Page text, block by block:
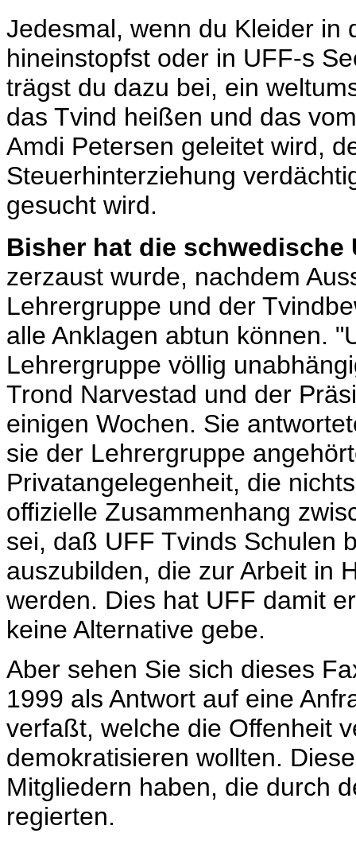
Jedesmal, wenn du Kleider in
hineinstopfst oder in UFF-s
trägst du dazu bei, ein
das Tvind heißen und das
Amdi Petersen geleitet wird,
Steuerhinterziehung
gesucht wird.
Bisher hat die schwedische
zerzaust wurde, nachdem
Lehrergruppe und der
alle Anklagen abtun können.
Lehrergruppe völlig
Trond Narvestad und der
einigen Wochen. Sie
sie der Lehrergruppe
Privatangelegenheit, die
offizielle Zusammenhang
sei, daß UFF Tvinds Schulen
auszubilden, die zur Arbeit in
werden. Dies hat UFF damit
keine Alternative gebe.
Aber sehen Sie sich dieses
1999 als Antwort auf eine
verfaßt, welche die Offenheit
demokratisieren wollten.
Mitgliedern haben, die durch
regierten.